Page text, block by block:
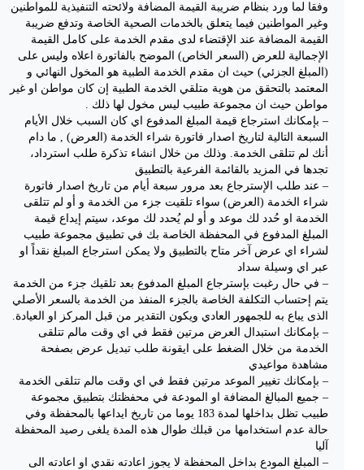
وفقا لما ورد بنظام ضريبة القيمة المضافة ولائحته التنفيذية للمواطنين
وغير المواطنين فيما يتعلق بالخدمات الصحية الخاصة وتدفع ضريبة
القيمة المضافة عند الإقتضاء لدى مقدم الخدمة على كامل القيمة
الإجمالية للعرض (السعر الخاص) الموضح بالفاتورة اعلاه وليس على
(المبلغ الجزئي) حيث ان مقدم الخدمة الطبية هو المخول النهائي و
المعتمد بالتحقق من هوية متلقي الخدمة الطبية إن كان مواطن او غير
مواطن حيث ان مجموعة طبيب ليس مخول لها ذلك .
– بإمكانك استرجاع قيمة المبلغ المدفوع اي كان السبب خلال الأيام
السبعة التالية لتاريخ اصدار فاتورة شراء الخدمة (العرض) , ما دام
أنك لم تتلقى الخدمة. وذلك من خلال انشاء تذكرة طلب استرداد،
تجدها في المزيد بالقائمة الفرعية بالتطبيق
– عند طلب الإسترجاع بعد مرور سبعة أيام من تاريخ اصدار فاتورة
شراء الخدمة (العرض) سواء تلقيت جزء من الخدمة و أو لم تتلقى
الخدمة او حُدد لك موعد و أو لم يُحدد لك موعد، سيتم إيداع قيمة
المبلغ المدفوع في المحفظة الخاصة بك في تطبيق مجموعة طبيب
لشراء اي عرض آخر متاح بالتطبيق ولا يمكن استرجاع المبلغ نقداً او
عبر اي وسيلة سداد
– في حال رغبت بإسترجاع المبلغ المدفوع بعد تلقيك جزء من الخدمة
يتم إحتساب التكلفة الخاصة بالجزء المنفذ من الخدمة بالسعر الأصلي
الذى يباع به للجمهور العادي ويكون التقدير من قبل المركز او العيادة.
– بإمكانك استبدال العرض مرتين فقط في اي وقت مالم تتلقى
الخدمة من خلال الضغط على ايقونة طلب تبديل عرض بصفحة
مشاهدة مواعيدي
– بإمكانك تغيير الموعد مرتين فقط في اي وقت مالم تتلقى الخدمة
– جميع المبالغ المضافة او المودعة في محفظتك بتطبيق مجموعة
طبيب تظل بداخلها لمدة 183 يوما من تاريخ ايداعها بالمحفظة وفي
حالة عدم استخدامها من قبلك طوال هذه المدة يلغى رصيد المحفظة
– المبلغ المودع بداخل المحفظة لا يجوز اعادته نقدي او اعادته الى